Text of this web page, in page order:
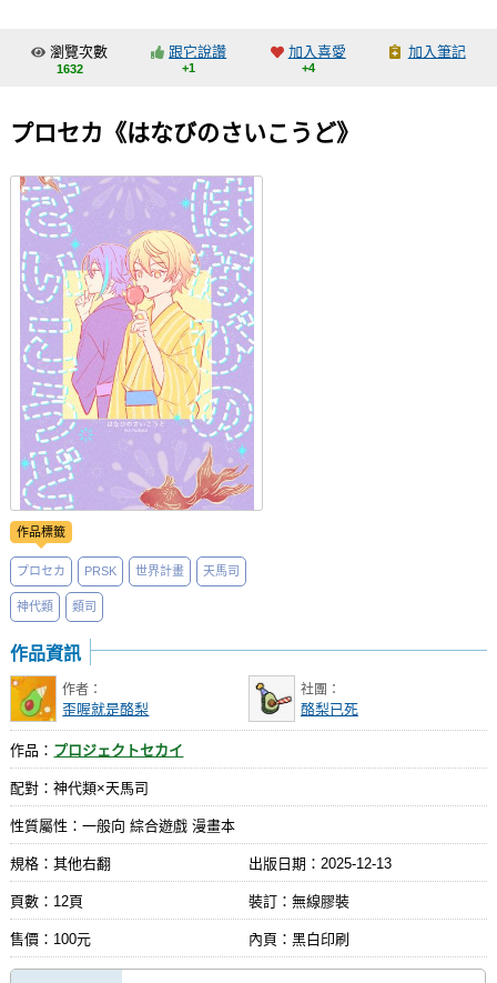
交流中心
會員功能選單
會員中心
註冊會員
登入
瀏覽次數
1632
跟它說讚
+1
加入喜愛
+4
加入筆記
プロセカ《はなびのさいこうど》
作品標籤
プロセカ PRSK 世界計畫 天馬司
神代類 類司
作品資訊
作者：
歪喔就是酪梨
社團：
酪梨已死
作品： プロジェクトセカイ
配對：神代類×天馬司
性質屬性：一般向 綜合遊戲 漫畫本
規格：其他右翻 出版日期： 2025-12-13
頁數：12頁 裝訂：無線膠裝
售價：100元 內頁：黑白印刷